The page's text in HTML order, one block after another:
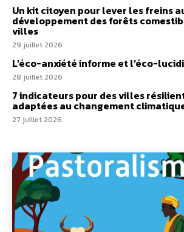
Un kit citoyen pour lever les freins
développement des forêts
villes
29 juillet 2026
L’éco-anxiété informe et l’éco-
28 juillet 2026
7 indicateurs pour des villes
adaptées au changement
27 juillet 2026